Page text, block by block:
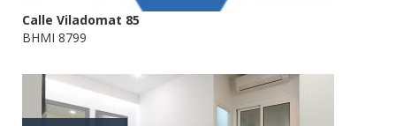
Calle Viladomat 85
BHMI 8799